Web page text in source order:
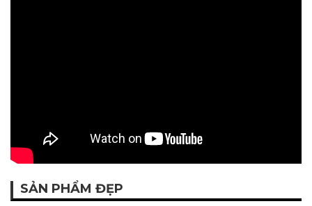
SẢN PHẨM ĐẸP